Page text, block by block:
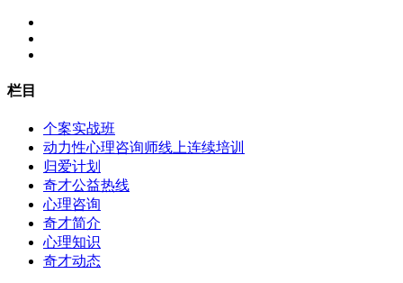
栏目
个案实战班
动力性心理咨询师线上连续培训
归爱计划
奇才公益热线
心理咨询
奇才简介
心理知识
奇才动态